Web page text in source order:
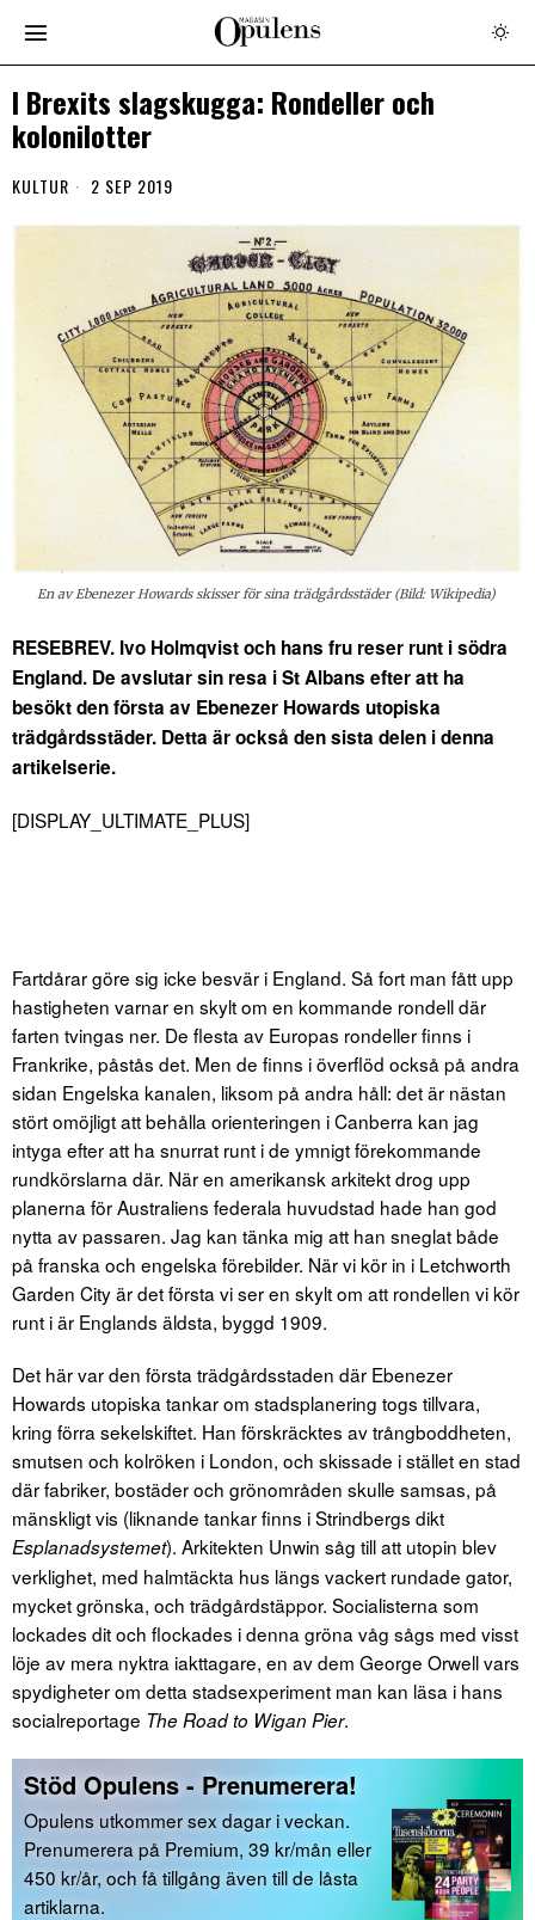
I Brexits slagskugga: Rondeller och
kolonilotter
KULTUR 2 SEP 2019
En av Ebenezer Howards skisser för sina trädgårdsstäder (Bild: Wikipedia)
RESEBREV. Ivo Holmqvist och hans fru reser runt i södra
England. De avslutar sin resa i St Albans efter att ha
besökt den första av Ebenezer Howards utopiska
trädgårdsstäder. Detta är också den sista delen i denna
artikelserie.
[DISPLAY_ULTIMATE_PLUS]
Fartdårar göre sig icke besvär i England. Så fort man fått upp
hastigheten varnar en skylt om en kommande rondell där
farten tvingas ner. De flesta av Europas rondeller finns i
Frankrike, påstås det. Men de finns i överflöd också på andra
sidan Engelska kanalen, liksom på andra håll: det är nästan
stört omöjligt att behålla orienteringen i Canberra kan jag
intyga efter att ha snurrat runt i de ymnigt förekommande
rundkörslarna där. När en amerikansk arkitekt drog upp
planerna för Australiens federala huvudstad hade han god
nytta av passaren. Jag kan tänka mig att han sneglat både
på franska och engelska förebilder. När vi kör in i Letchworth
Garden City är det första vi ser en skylt om att rondellen vi kör
runt i är Englands äldsta, byggd 1909.
Det här var den första trädgårdsstaden där Ebenezer
Howards utopiska tankar om stadsplanering togs tillvara,
kring förra sekelskiftet. Han förskräcktes av trångboddheten,
smutsen och kolröken i London, och skissade i stället en stad
där fabriker, bostäder och grönområden skulle samsas, på
mänskligt vis (liknande tankar finns i Strindbergs dikt
Esplanadsystemet). Arkitekten Unwin såg till att utopin blev
verklighet, med halmtäckta hus längs vackert rundade gator,
mycket grönska, och trädgårdstäppor. Socialisterna som
lockades dit och flockades i denna gröna våg sågs med visst
löje av mera nyktra iakttagare, en av dem George Orwell vars
spydigheter om detta stadsexperiment man kan läsa i hans
socialreportage The Road to Wigan Pier.
Stöd Opulens - Prenumerera!
Opulens utkommer sex dagar i veckan.
Prenumerera på Premium, 39 kr/mån eller
450 kr/år, och få tillgång även till de låsta
artiklarna.